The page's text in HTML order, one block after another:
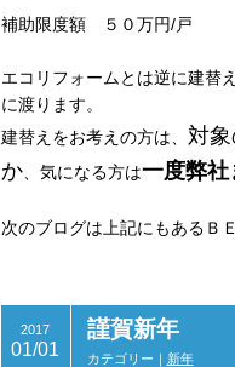
補助限度額 ５０万円/戸
エコリフォームとは逆に建替
に渡ります。
建替えをお考えの方は、 対
か、気になる方は一度弊社
次のブログは上記にもあるＢ
2017
01/01
謹賀新年
カテゴリー｜ 新年